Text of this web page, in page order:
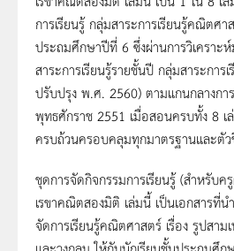
การเรียนรู้ กลุ่มสาระการเรียนรู้คณิตศ
ประถมศึกษาปีที่ 6 ซึ่งผ่านการวิเคราะ
สาระการเรียนรู้รายชั้นปี กลุ่มสาระกา
ปรับปรุง พ.ศ. 2560) ตามแกนกลางก
พุทธศักราช 2551 เมื่อสอนครบทั้ง 8 เ
ครบถ้วนครอบคลุมทุกมาตรฐานและตั
ชุดการจัดกิจกรรมการเรียนรู้ (สำหรับ
เรขาคณิตสองมิติ เล่มนี้ เป็นเอกสารที่น
จัดการเรียนรู้คณิตศาสตร์ เรื่อง รูปสาม